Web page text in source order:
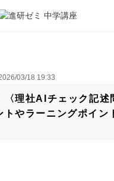
03/18 19:33
〈理社AIチェック記述
トやラーニングポイン